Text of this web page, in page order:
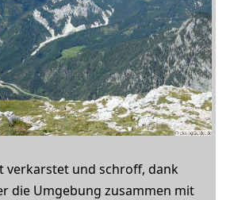
verkarstet und schroff, dank
die Umgebung zusammen mit